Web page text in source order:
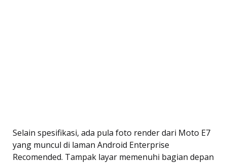
Selain spesifikasi, ada pula foto render dari Moto E7
yang muncul di laman Android Enterprise
Recomended. Tampak layar memenuhi bagian depan